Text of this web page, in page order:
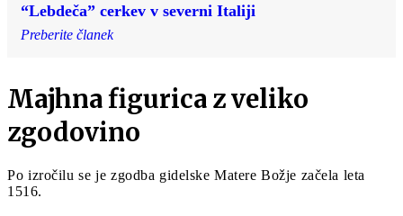
“Lebdeča” cerkev v severni Italiji
Preberite članek
Majhna figurica z veliko
zgodovino
Po izročilu se je zgodba gidelske Matere Božje začela leta
1516.